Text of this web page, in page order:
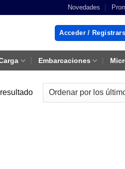
Novedades
Acceder /
Embarcaciones